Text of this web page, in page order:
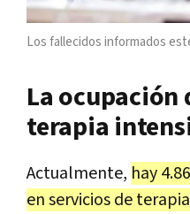
Los fallecidos informados
La ocupación
terapia
Actualmente, hay
en servicios de